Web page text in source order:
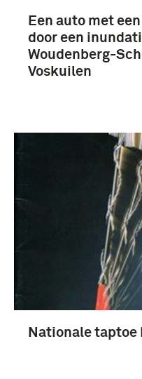
Meidagen 1940 (3)
Een auto met
door een
Woudenberg-
Voskuilen
Nationale taptoe